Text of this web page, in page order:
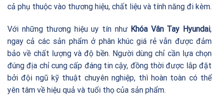
cả phụ thuộc vào thương hiệu, chất liệu và tính năng đi kèm.
Với những thương hiệu uy tín nhưKhóa Vân Tay Hyundai,
ngay cả các sản phẩm ở phân khúc giá rẻ vẫn được đảm
bảo về chất lượng và độ bền. Người dùng chỉ cần lựa chọn
đúng địa chỉ cung cấp đáng tin cậy, đồng thời được lắp đặt
bởi đội ngũ kỹ thuật chuyên nghiệp, thì hoàn toàn có thể
yên tâm về hiệu quả và tuổi thọ của sản phẩm.